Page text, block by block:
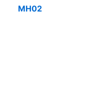
MH02